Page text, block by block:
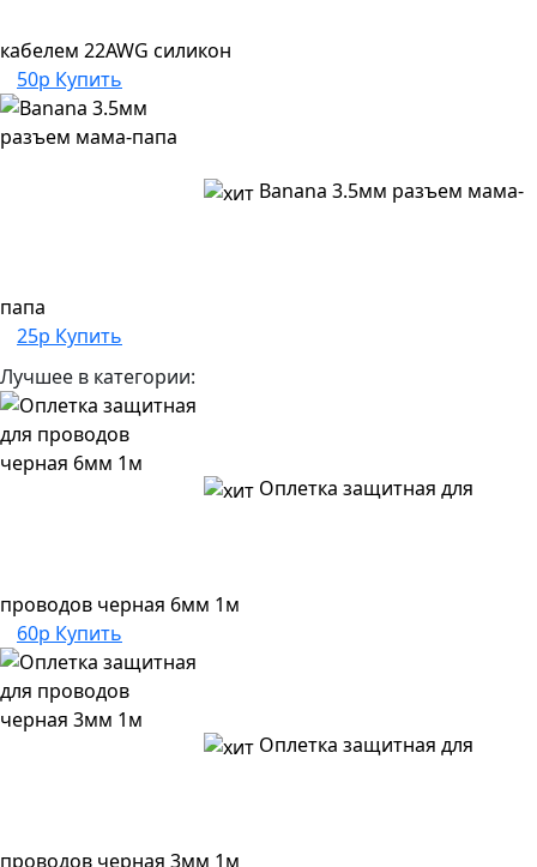
кабелем 22AWG силикон
50р Купить
Banana 3.5мм разъем мама-
папа
25р Купить
Лучшее в категории:
Оплетка защитная для
проводов черная 6мм 1м
60р Купить
Оплетка защитная для
проводов черная 3мм 1м